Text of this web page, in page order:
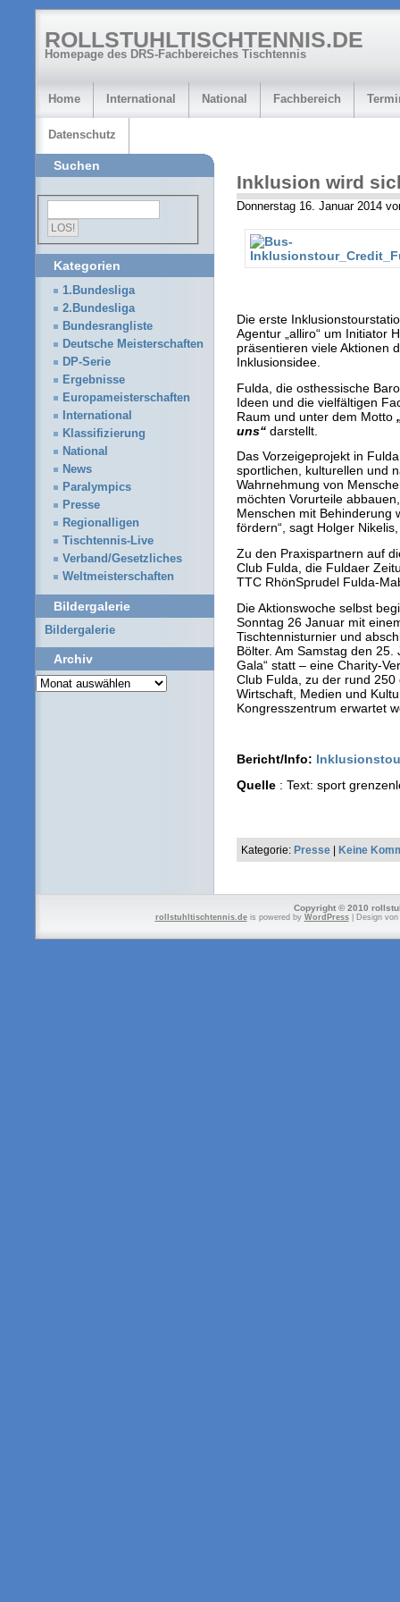
ROLLSTUHLTISCHTENNIS.DE
Homepage des DRS-Fachbereiches Tischtennis
Home International National Fachbereich
Datenschutz
Inklusion wird
Donnerstag 16. Januar 2014
Die erste
Agentur „alliro“ um Initiator
präsentieren viele Aktionen
Inklusionsidee.
Fulda, die osthessische
Ideen und die vielfältigen
Raum und unter dem Motto
uns“ darstellt.
Das Vorzeigeprojekt in
sportlichen, kulturellen und
Wahrnehmung von
möchten Vorurteile
Menschen mit Behinderung
fördern“, sagt Holger
Zu den Praxispartnern auf
Club Fulda, die Fuldaer
TTC RhönSprudel Fulda-
Die Aktionswoche selbst
Sonntag 26 Januar mit
Tischtennisturnier und
Bölter. Am Samstag den
Gala“ statt – eine Charity-
Club Fulda, zu der rund
Wirtschaft, Medien und
Kongresszentrum erwartet
Bericht/Info:
Quelle : Text: sport
Kategorie: Presse Keine
Suchen
Kategorien
1.Bundesliga
2.Bundesliga
Bundesrangliste
Deutsche Meisterschaften
DP-Serie
Ergebnisse
Europameisterschaften
International
Klassifizierung
National
News
Paralympics
Presse
Regionalligen
Tischtennis-Live
Verband/Gesetzliches
Weltmeisterschaften
Bildergalerie
Bildergalerie
Archiv
Archiv
Copyright © 2010
rollstuhltischtennis.deis powered by WordPress| Design von